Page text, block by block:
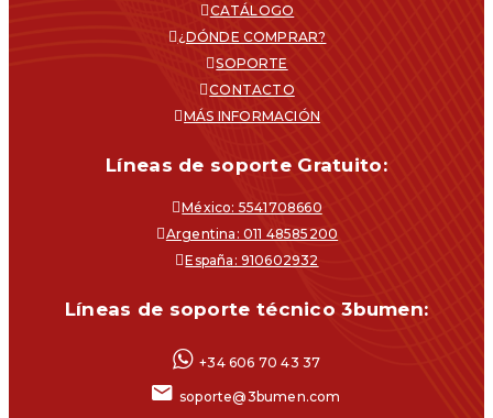
CATÁLOGO
¿DÓNDE COMPRAR?
SOPORTE
CONTACTO
MÁS INFORMACIÓN
Líneas de soporte Gratuito:
México: 5541708660
Argentina: 011 48585200
España: 910602932
Líneas de soporte técnico 3bumen:
+34 606 70 43 37
soporte@3bumen.com